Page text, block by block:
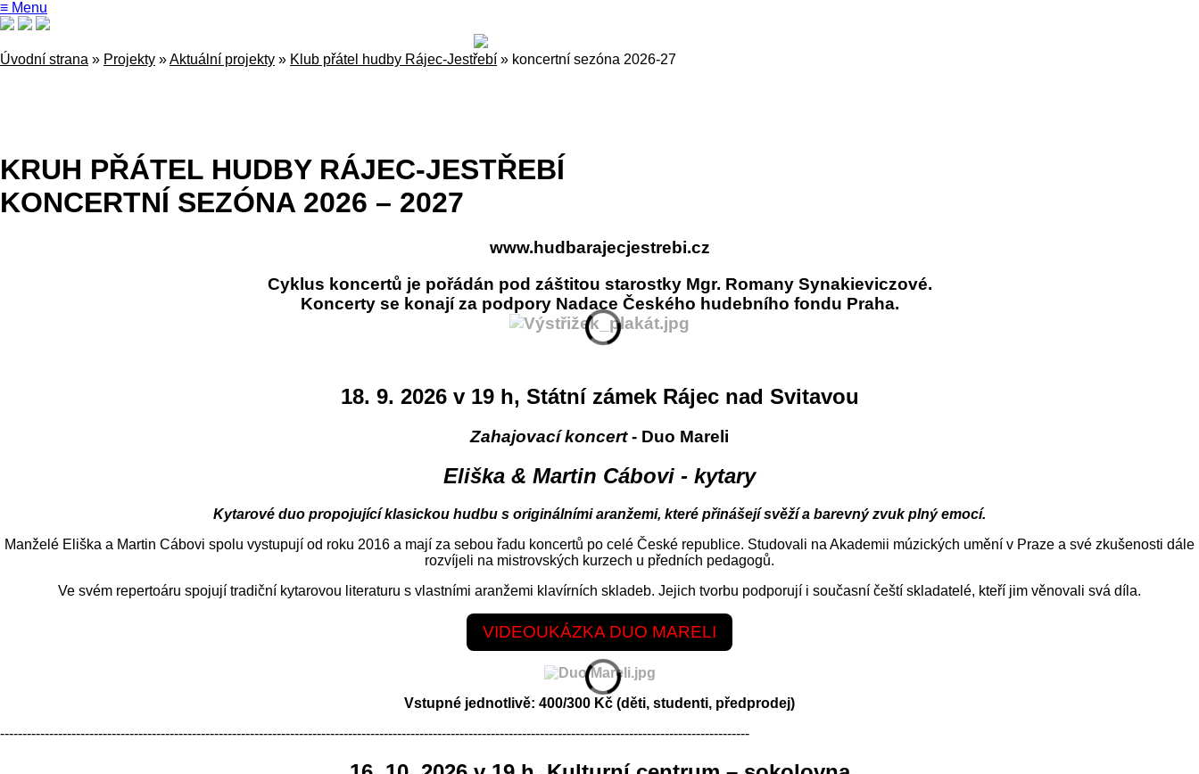
≡ Menu
Úvodní strana » Projekty »Aktuální projekty » Klub přátel hudby Rájec-Jestřebí » koncertní sezóna 2026-27
KRUH PŘÁTEL HUDBY RÁJEC-JESTŘEBÍ
KONCERTNÍ SEZÓNA 2026 – 2027
www.hudbarajecjestrebi.cz
Cyklus koncertů je pořádán pod záštitou starostky Mgr. Romany Synakieviczové.
Koncerty se konají za podpory Nadace Českého hudebního fondu Praha.
18. 9. 2026 v 19 h, Státní zámek Rájec nad Svitavou
Zahajovací koncert- Duo Mareli
Eliška & Martin Cábovi - kytary
Kytarové duo propojující klasickou hudbu s originálními aranžemi, které přinášejí svěží a barevný zvuk plný emocí.
Manželé Eliška a Martin Cábovi spolu vystupují od roku 2016 a mají za sebou řadu koncertů po celé České republice. Studovali na Akademii múzických umění v Praze a své zkušenosti dále
rozvíjeli na mistrovských kurzech u předních pedagogů.
Ve svém repertoáru spojují tradiční kytarovou literaturu s vlastními aranžemi klavírních skladeb. Jejich tvorbu podporují i současní čeští skladatelé, kteří jim věnovali svá díla.
VIDEOUKÁZKA DUO MARELI
Vstupné jednotlivě: 400/300 Kč (děti, studenti, předprodej)
------------------------------------------------------------------------------------------------------------------------------------------------------------------------